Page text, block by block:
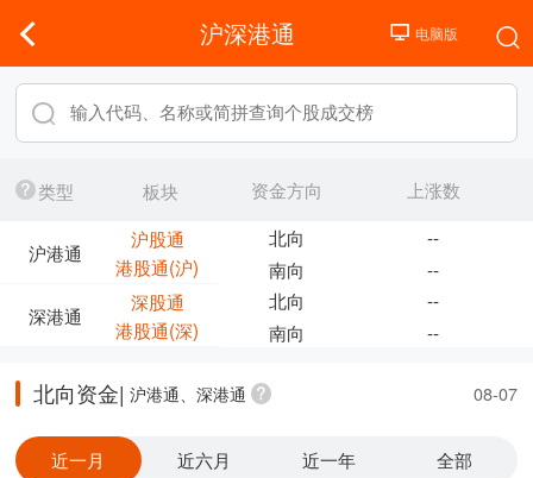
沪深港通
类型 板块
沪港通
沪股通
港股通(沪)
深港通
深股通
港股通(深)
资金方向
上涨数
北向
--
南向
--
北向
--
南向
--
北向资金| 沪港通、深港通 08-07
近一月 近六月 近一年 全部